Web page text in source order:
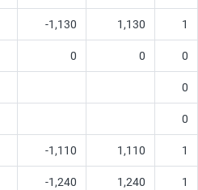
-1,130 1,130 1
0 0 0
0
0
-1,110 1,110 1
-1,240 1,240 1